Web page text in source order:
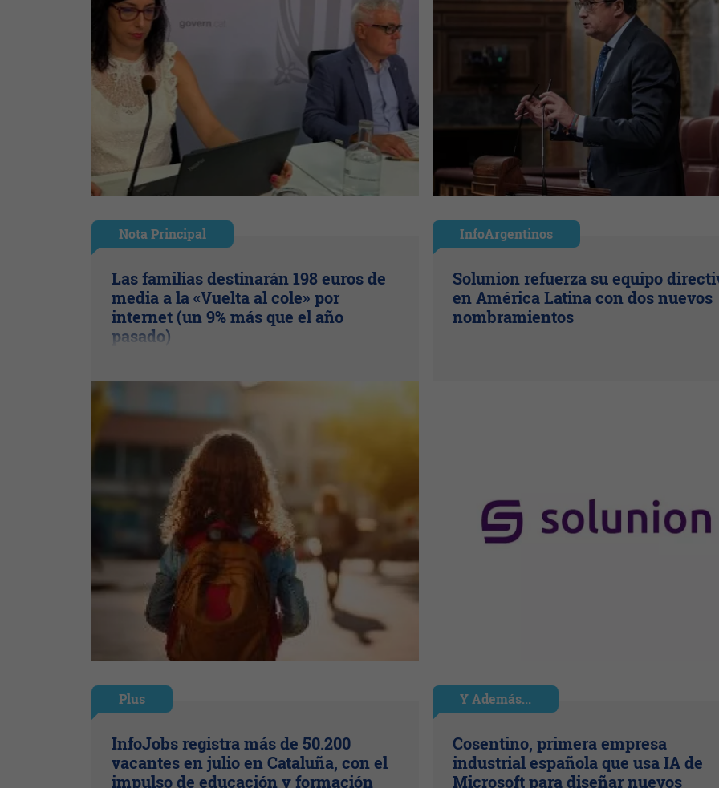
Nota Principal
Las familias destinarán 198 euros de
media a la «Vuelta al cole» por
internet (un 9% más que el año
pasado)
InfoArgentinos
Solunion refuerza su equipo
en América Latina con dos nuevos
nombramientos
Plus
InfoJobs registra más de 50.200
vacantes en julio en Cataluña, con el
impulso de educación y formación
Y Además...
Cosentino, primera empresa
industrial española que usa IA de
Microsoft para diseñar nuevos